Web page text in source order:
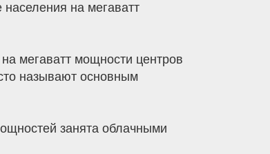
на мегаватт
мегаватт мощности центров
называют основным
занята облачными